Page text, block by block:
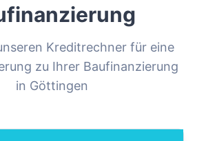
Kreditrechner für eine
zu Ihrer Baufinanzierung
in Göttingen